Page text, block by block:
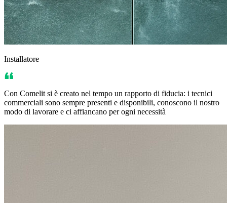
Installatore
Con Comelit si è creato nel tempo un rapporto di fiducia: i tecnici
commerciali sono sempre presenti e disponibili, conoscono il nostro
modo di lavorare e ci affiancano per ogni necessità